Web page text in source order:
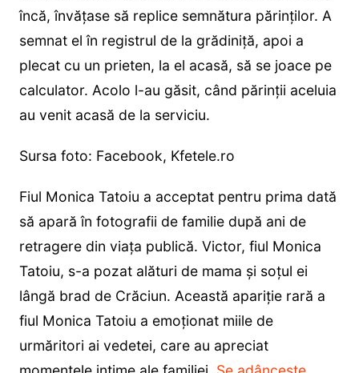
încă, învățase să replice semnătura părinților. A
semnat el în registrul de la grădiniță, apoi a
plecat cu un prieten, la el acasă, să se joace pe
calculator. Acolo l-au găsit, când părinții aceluia
au venit acasă de la serviciu.
Sursa foto: Facebook, Kfetele.ro
Fiul Monica Tatoiu a acceptat pentru prima dată
să apară în fotografii de familie după ani de
retragere din viața publică. Victor, fiul Monica
Tatoiu, s-a pozat alături de mama și soțul ei
lângă brad de Crăciun. Această apariție rară a
fiul Monica Tatoiu a emoționat miile de
urmăritori ai vedetei, care au apreciat